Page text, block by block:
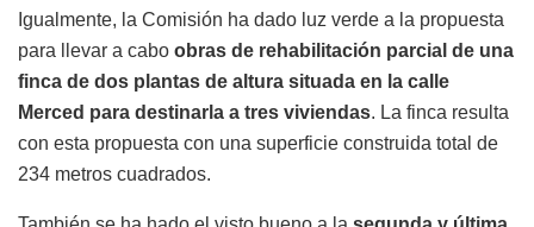
Igualmente, la Comisión ha dado luz verde a la propuesta
para llevar a cabo obras de rehabilitación parcial de una
finca de dos plantas de altura situada en la calle
Merced para destinarla a tres viviendas. La finca resulta
con esta propuesta con una superficie construida total de
234 metros cuadrados.